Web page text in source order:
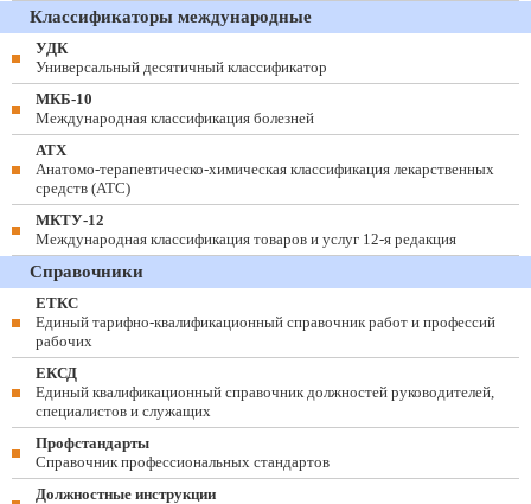
Классификаторы международные
УДК
Универсальный десятичный классификатор
МКБ-10
Международная классификация болезней
АТХ
Анатомо-терапевтическо-химическая классификация лекарственных
средств (ATC)
МКТУ-12
Международная классификация товаров и услуг 12-я редакция
Справочники
ЕТКС
Единый тарифно-квалификационный справочник работ и профессий
рабочих
ЕКСД
Единый квалификационный справочник должностей руководителей,
специалистов и служащих
Профстандарты
Справочник профессиональных стандартов
Должностные инструкции